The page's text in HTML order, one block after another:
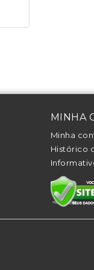
MINHA
Minha
Histórico